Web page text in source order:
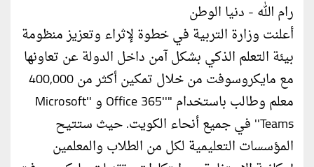
رام الله - دنيا الوطن
أعلنت وزارة التربية في خطوة لإثراء وتعزيز منظومة
بيئة التعلم الذكي بشكل آمن داخل الدولة عن تعاونها
مع مايكروسوفت من خلال تمكين أكثر من 400,000
معلم وطالب باستخدام "''Office 365 و ''Microsoft
Teams'' في جميع أنحاء الكويت. حيث ستتيح
المؤسسات التعليمية لكل من الطلاب والمعلمين